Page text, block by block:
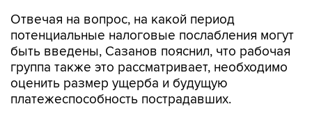
Отвечая на вопрос, на какой период
потенциальные налоговые послабления могут
быть введены, Сазанов пояснил, что рабочая
группа также это рассматривает, необходимо
оценить размер ущерба и будущую
платежеспособность пострадавших.